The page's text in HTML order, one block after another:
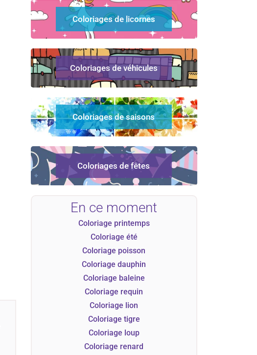
Coloriages de licornes
Coloriages de véhicules
Coloriages de saisons
Coloriages de fêtes
En ce moment
Coloriage printemps
Coloriage été
Coloriage poisson
Coloriage dauphin
Coloriage baleine
Coloriage requin
Coloriage lion
Coloriage tigre
Coloriage loup
Coloriage renard